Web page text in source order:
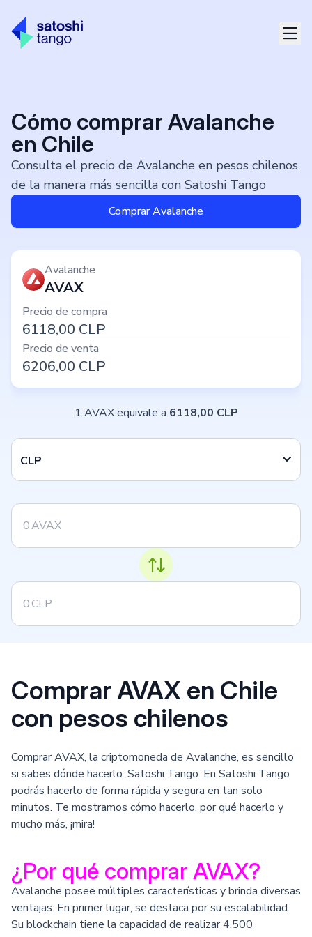
Cómo comprar Avalanche
en Chile
Consulta el precio de Avalanche en pesos chilenos
de la manera más sencilla con Satoshi Tango
Comprar Avalanche
Avalanche
AVAX
Precio de compra
6118,00 CLP
Precio de venta
6206,00 CLP
1 AVAX equivale a 6118,00 CLP
CLP
AVAX
CLP
Comprar AVAX en Chile
con pesos chilenos
Comprar AVAX, la criptomoneda de Avalanche, es sencillo
si sabes dónde hacerlo: Satoshi Tango. En Satoshi Tango
podrás hacerlo de forma rápida y segura en tan solo
minutos. Te mostramos cómo hacerlo, por qué hacerlo y
mucho más, ¡mira!
¿Por qué comprar AVAX?
Avalanche posee múltiples características y brinda diversas
ventajas. En primer lugar, se destaca por su escalabilidad.
Su blockchain tiene la capacidad de realizar 4.500